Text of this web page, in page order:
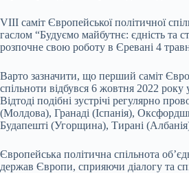
VIII саміт Європейської політичної
гаслом “Будуємо майбутнє: єдність та
розпочне свою роботу в Єревані 4
Варто зазначити, що перший саміт
спільноти відбувся 6 жовтня 2022 року
Відтоді подібні зустрічі регулярно
(Молдова), Гранаді (Іспанія),
Будапешті (Угорщина), Тирані
Європейська політична спільнота
держав Європи, сприяючи діалогу та